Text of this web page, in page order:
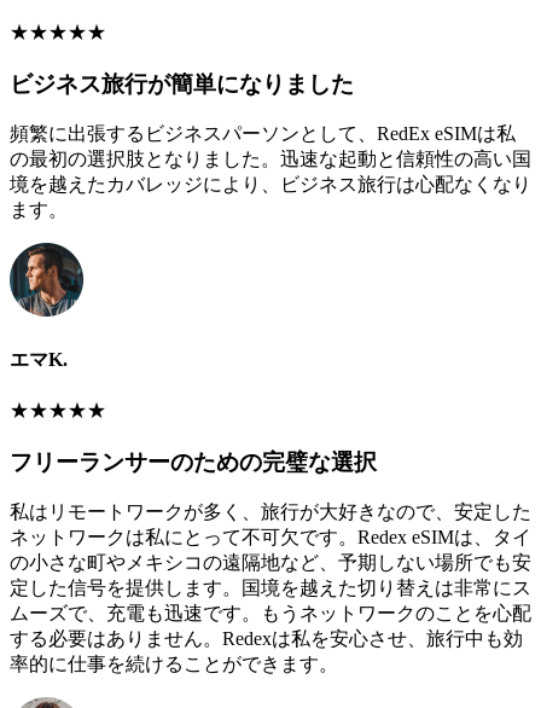
★★★★★
ビジネス旅行が簡単になりました
頻繁に出張するビジネスパーソンとして、RedEx eSIMは私
の最初の選択肢となりました。迅速な起動と信頼性の高い国
境を越えたカバレッジにより、ビジネス旅行は心配なくなり
ます。
エマK.
★★★★★
フリーランサーのための完璧な選択
私はリモートワークが多く、旅行が大好きなので、安定した
ネットワークは私にとって不可欠です。Redex eSIMは、タイ
の小さな町やメキシコの遠隔地など、予期しない場所でも安
定した信号を提供します。国境を越えた切り替えは非常にス
ムーズで、充電も迅速です。もうネットワークのことを心配
する必要はありません。Redexは私を安心させ、旅行中も効
率的に仕事を続けることができます。